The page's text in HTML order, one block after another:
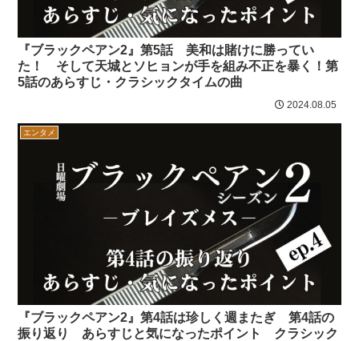
『ブラックペアン2』第5話 美和は賭けに勝ってい
た！ そして天城とソヒョンが手を組み不正を暴く！第
5話のあらすじ・クラシックタイムの曲
2024.08.05
エンタメ
『ブラックペアン2』第4話は珍しく週またぎ 第4話の
振り返り あらすじと気になったポイント クラシック